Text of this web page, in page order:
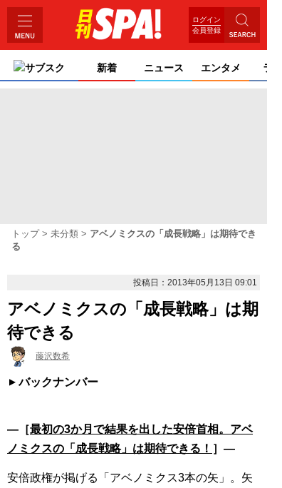
ログイン
会員登録
サブスク 新着 ニュース エンタメ ライ
トップ 未分類
アベノミクスの「成長戦略」は期待でき
る
投稿日：2013年05月13日 09:01
アベノミクスの「成長戦略」は期
待できる
藤沢数希
バックナンバー
―［最初の3か月で結果を出した安倍首相。アベ
ノミクスの「成長戦略」は期待できる！ ］―
安倍政権が掲げる「アベノミクス3本の矢」。矢